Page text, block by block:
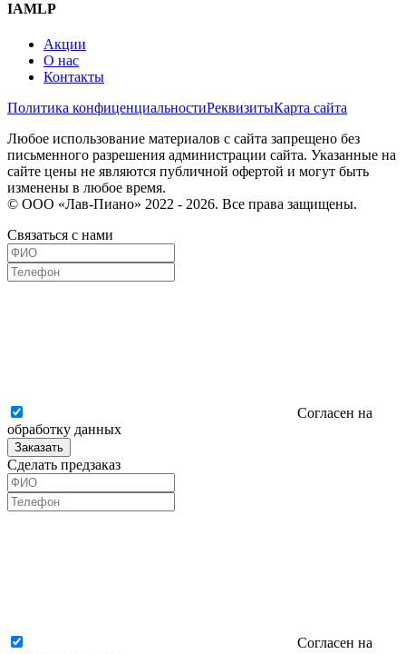
IAMLP
Акции
О нас
Контакты
Политика конфиценциальностиРеквизитыКарта сайта
Любое использование материалов с сайта запрещено без
письменного разрешения администрации сайта. Указанные на
сайте цены не являются публичной офертой и могут быть
изменены в любое время.
© ООО «Лав-Пиано» 2022 - 2026. Все права защищены.
Связаться с нами
Согласен на
обработку данных
Заказать
Сделать предзаказ
Согласен на